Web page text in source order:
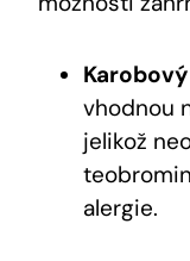
vhodnou
jelikož
alergie.